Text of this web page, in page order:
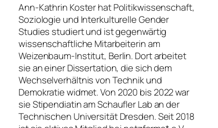
Ann-Kathrin Koster hat Politikwissenschaft,
Soziologie und Interkulturelle Gender
Studies studiert und ist gegenwärtig
wissenschaftliche Mitarbeiterin am
Weizenbaum-Institut, Berlin. Dort arbeitet
sie an einer Dissertation, die sich dem
Wechselverhältnis von Technik und
Demokratie widmet. Von 2020 bis 2022 war
sie Stipendiatin am Schaufler Lab an der
Technischen Universität Dresden. Seit 2018